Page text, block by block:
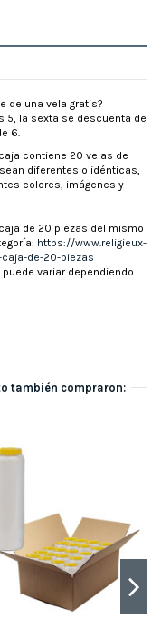
de una vela gratis?
5, la sexta se descuenta de
6.
contiene 20 velas de
diferentes o idénticas,
colores, imágenes y
de 20 piezas del mismo
https://www.religieux-
de-20-piezas
variar dependiendo
también compraron: